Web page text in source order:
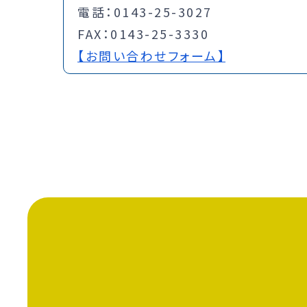
電話：0143-25-3027
FAX：0143-25-3330
【お問い合わせフォーム】